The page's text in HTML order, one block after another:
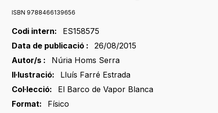
ISBN 9788466139656
Codi intern:
ES158575
Data de publicació :
26/08/2015
Autor/s :
Núria Homs Serra
Il·lustració:
Lluís Farré Estrada
Col·lecció:
El Barco de Vapor Blanca
Format:
Físico